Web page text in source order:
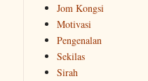
Jom Kongsi
Motivasi
Pengenalan
Sekilas
Sirah